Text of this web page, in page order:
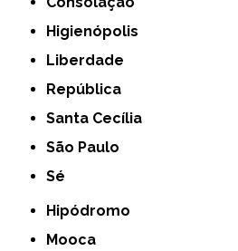
Higienópolis
Liberdade
República
Santa Cecília
São Paulo
Sé
Hipódromo
Mooca